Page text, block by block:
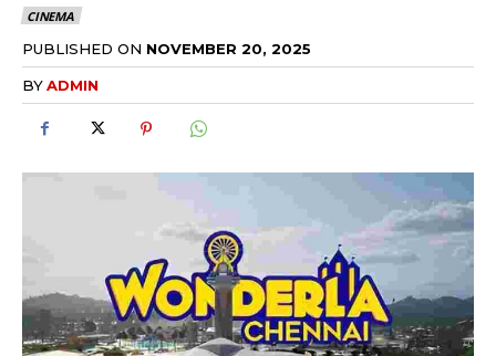
CINEMA
PUBLISHED ON NOVEMBER 20, 2025
BYADMIN